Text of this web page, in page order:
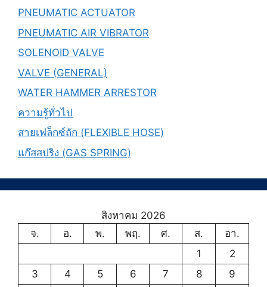
PNEUMATIC ACTUATOR
PNEUMATIC AIR VIBRATOR
SOLENOID VALVE
VALVE (GENERAL)
WATER HAMMER ARRESTOR
ความรู้ทั่วไป
สายเฟล็กซ์ถัก (FLEXIBLE HOSE)
แก๊สสปริง (GAS SPRING)
สิงหาคม 2026
จ.
อ. พ. พฤ. ศ. ส.
อา.
1
2
3
4 5 6 7 8
9